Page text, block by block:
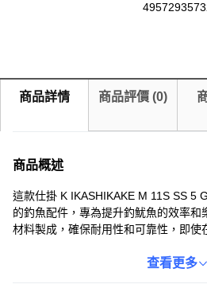
商品詳情 商品評價 (0)
商品概述
這款仕掛 K IKASHIKAKE M 11S SS 5
的釣魚配件，專為提升釣魷魚的效率和
材料製成，確保耐用性和可靠性，即使
種。獨特的設計有助於減少釣線纏繞，
查看更多